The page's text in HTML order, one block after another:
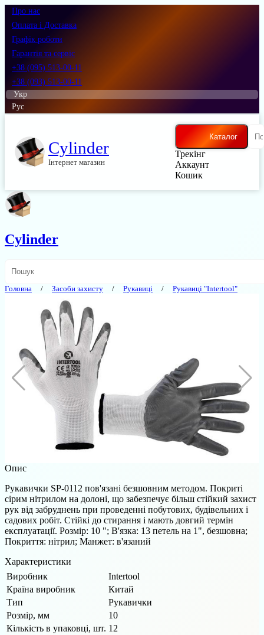
Про нас
Оплата і Доставка
Графік роботи
Гарантія та сервіс
+38 (095) 513-00-11
+38 (093) 513-00-11
Укр
Рус
Cylinder
Інтернет магазин
Каталог
Трекінг
Аккаунт
Кошик
Cylinder
Головна Засоби захисту Рукавиці Рукавиці "Intertool"
Опис
Рукавички SP-0112 пов'язані безшовним методом. Покриті
сірим нітрилом на долоні, що забезпечує більш стійкий захист
рук від забруднень при проведенні побутових, будівельних і
садових робіт. Стійкі до стирання і мають довгий термін
експлуатації. Розмір: 10 "; В'язка: 13 петель на 1", безшовна;
Покриття: нітрил; Манжет: в'язаний
Характеристики
Виробник
Intertool
Країна виробник
Китай
Тип
Рукавички
Розмір, мм
10
Кількість в упаковці, шт. 12